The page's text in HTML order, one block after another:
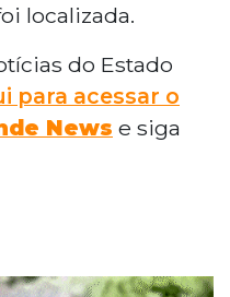
localizada.
do Estado
para acessar o
News e siga